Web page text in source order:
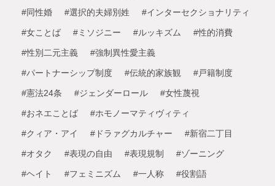
#同性婚 #選択的夫婦別姓 #インターセクショナリティ
#女ことば #ミソジニー #ルッキズム #性的消費
#性別二元主義 #強制異性愛主義
#パートナーシップ制度 #伝統的家族観 #戸籍制度
#憲法24条 #ジェンダーロール #女性蔑視
#おネエことば #ホモノーマティヴィティ
#クィア・アイ #ドラァグカルチャー #新宿二丁目
#オタク #表現の自由 #表現規制 #ゾーニング
#ヘイト #フェミニズム #一人称 #役割語